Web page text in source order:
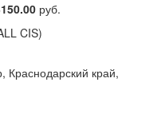
руб.
CIS)
край,